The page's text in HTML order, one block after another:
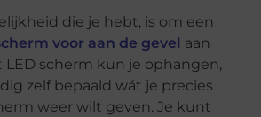
die je hebt, is om een
voor aan de gevel aan
LED scherm kun je ophangen,
zelf bepaald wát je precies
weer wilt geven. Je kunt